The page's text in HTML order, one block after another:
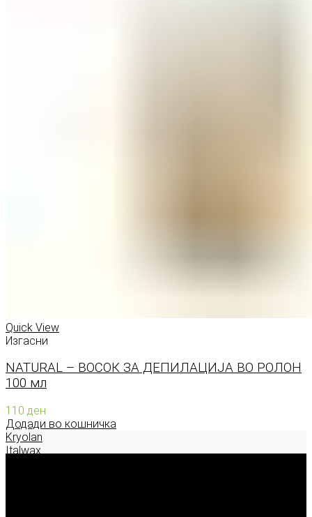
Quick View
Изгасни
NATURAL – ВОСОК ЗА ДЕПИЛАЦИЈА ВО РОЛОН
100 мл
110 ден
Додади во кошничка
Kryolan
Italwax